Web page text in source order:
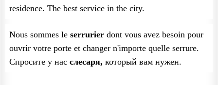
residence. The best service in the city.
Nous sommes le serrurier dont vous avez besoin pour
ouvrir votre porte et changer n'importe quelle serrure.
Спросите у нас слесаря, который вам нужен.